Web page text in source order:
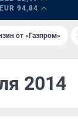
EUR 94,84
от «Газпром»
2014